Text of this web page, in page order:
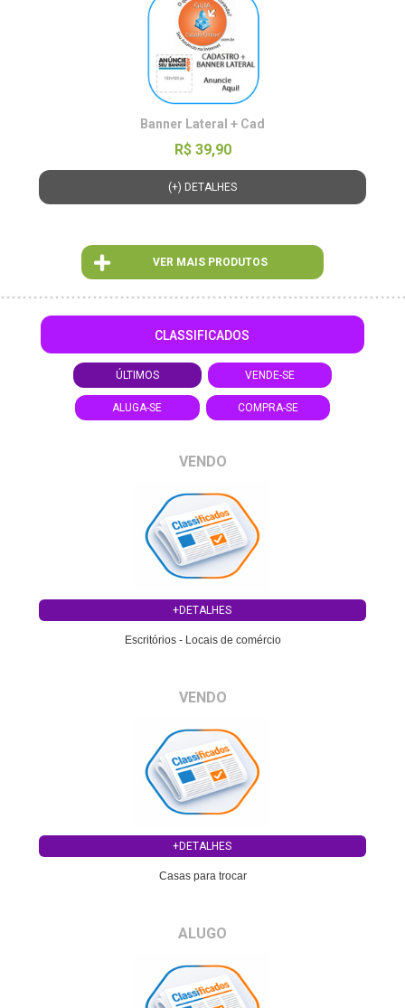
Banner Lateral + Cad
R$ 39,90
(+) DETALHES
VER MAIS PRODUTOS
CLASSIFICADOS
ÚLTIMOS VENDE-SE
ALUGA-SE COMPRA-SE
VENDO
+DETALHES
Escritórios - Locais de comércio
VENDO
+DETALHES
Casas para trocar
ALUGO